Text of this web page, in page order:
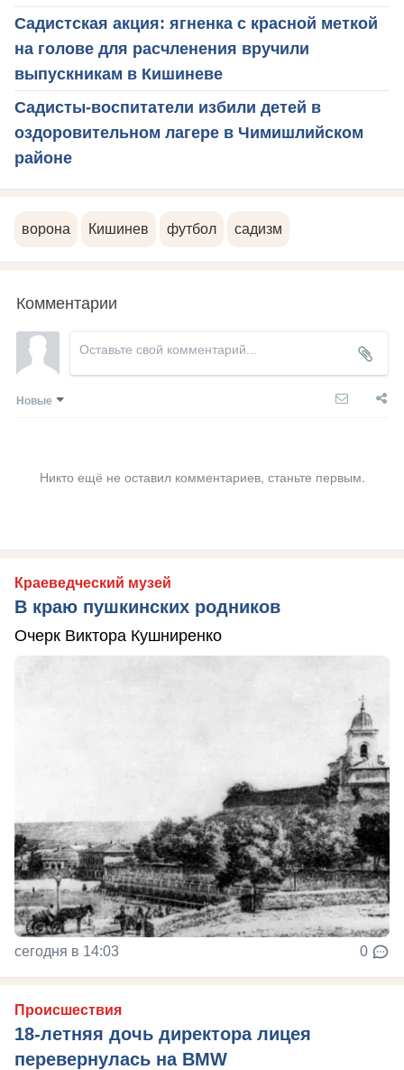
Садистская акция: ягненка с красной меткой
на голове для расчленения вручили
выпускникам в Кишиневе
Садисты-воспитатели избили детей в
оздоровительном лагере в Чимишлийском
районе
ворона Кишинев футбол садизм
Комментарии
Новые
Никто ещё не оставил комментариев, станьте первым.
Краеведческий музей
В краю пушкинских родников
Очерк Виктора Кушниренко
сегодня в 14:03 0
Происшествия
18-летняя дочь директора лицея
перевернулась на BMW